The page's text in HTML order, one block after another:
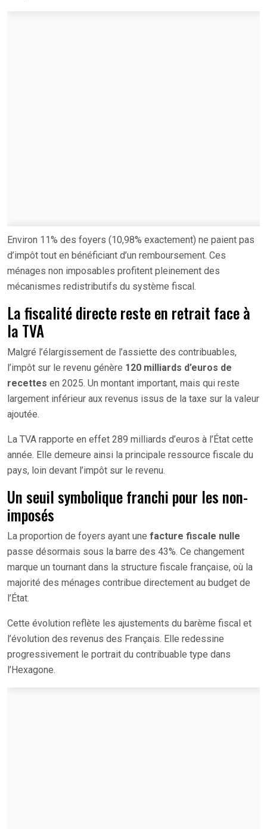
Environ 11% des foyers (10,98% exactement) ne paient pas
d’impôt tout en bénéficiant d’un remboursement. Ces
ménages non imposables profitent pleinement des
mécanismes redistributifs du système fiscal.
La fiscalité directe reste en retrait face à
la TVA
Malgré l’élargissement de l’assiette des contribuables,
l’impôt sur le revenu génère 120 milliards d’euros de
recettes en 2025. Un montant important, mais qui reste
largement inférieur aux revenus issus de la taxe sur la valeur
ajoutée.
La TVA rapporte en effet 289 milliards d’euros à l’État cette
année. Elle demeure ainsi la principale ressource fiscale du
pays, loin devant l’impôt sur le revenu.
Un seuil symbolique franchi pour les non-
imposés
La proportion de foyers ayant une facture fiscale nulle
passe désormais sous la barre des 43%. Ce changement
marque un tournant dans la structure fiscale française, où la
majorité des ménages contribue directement au budget de
l’État.
Cette évolution reflète les ajustements du barème fiscal et
l’évolution des revenus des Français. Elle redessine
progressivement le portrait du contribuable type dans
l’Hexagone.